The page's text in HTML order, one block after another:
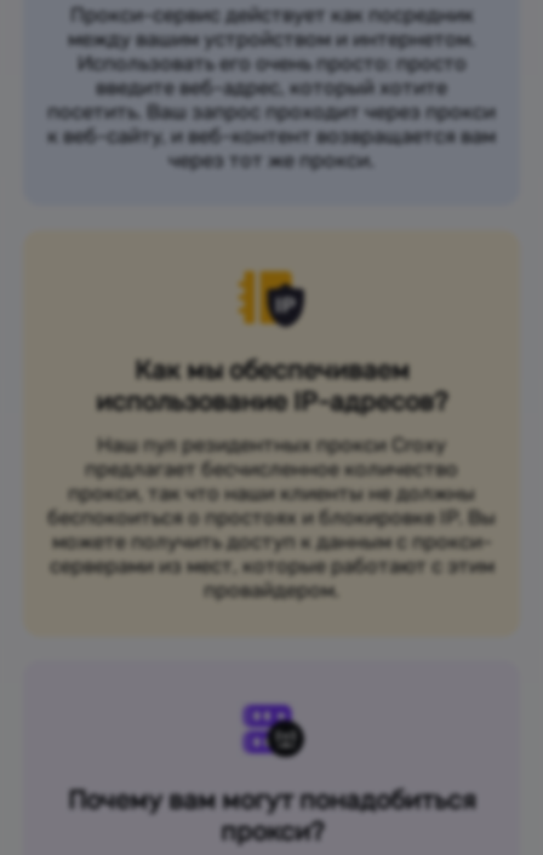
Прокси-сервис действует как посредник
между вашим устройством и интернетом.
Использовать его очень просто: просто
введите веб-адрес, который хотите
посетить. Ваш запрос проходит через прокси
к веб-сайту, и веб-контент возвращается вам
через тот же прокси.
Как мы обеспечиваем
использование IP-адресов?
Наш пул резидентных прокси Croxy
предлагает бесчисленное количество
прокси, так что наши клиенты не должны
беспокоиться о простоях и блокировке IP. Вы
можете получить доступ к данным с прокси-
серверами из мест, которые работают с этим
провайдером.
Почему вам могут понадобиться
прокси?